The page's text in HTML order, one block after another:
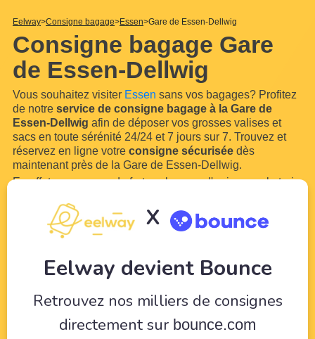
Eelway Consigne bagage Essen Gare de Essen-Dellwig
Consigne bagage Gare
de Essen-Dellwig
Vous souhaitez visiter Essen sans vos bagages? Profitez
de notre service de consigne bagage à la Gare de
Essen-Dellwig afin de déposer vos grosses valises et
sacs en toute sérénité 24/24 et 7 jours sur 7. Trouvez et
réservez en ligne votre consigne sécurisée dès
maintenant près de la Gare de Essen-Dellwig.
En effet, vous aurez de fortes chances d'arriver par le train
réseau de commerçants et hôteliers locaux à proximité de
la Gare de Essen-...Lire plus
X
Eelway devient Bounce
Retrouvez nos milliers de consignes
directement sur bounce.com